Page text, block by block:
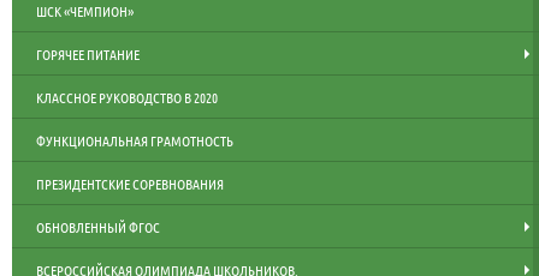
ШСК «ЧЕМПИОН»
ГОРЯЧЕЕ ПИТАНИЕ
КЛАССНОЕ РУКОВОДСТВО В 2020
ФУНКЦИОНАЛЬНАЯ ГРАМОТНОСТЬ
ПРЕЗИДЕНТСКИЕ СОРЕВНОВАНИЯ
ОБНОВЛЕННЫЙ ФГОС
ВСЕРОССИЙСКАЯ ОЛИМПИАДА ШКОЛЬНИКОВ.